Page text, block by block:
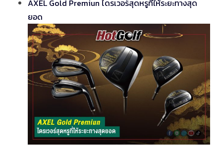
AXEL Gold Premiun ไดรเวอร์สุดหรูที่ให้ระยะทางสุด
ยอด